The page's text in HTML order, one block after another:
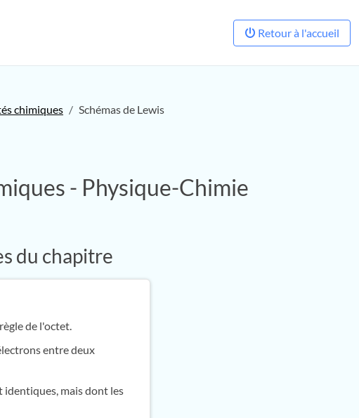
Retour à l'accueil
chimiques Schémas de Lewis
- Physique-Chimie
du chapitre
de l'octet.
entre deux
identiques, mais dont les